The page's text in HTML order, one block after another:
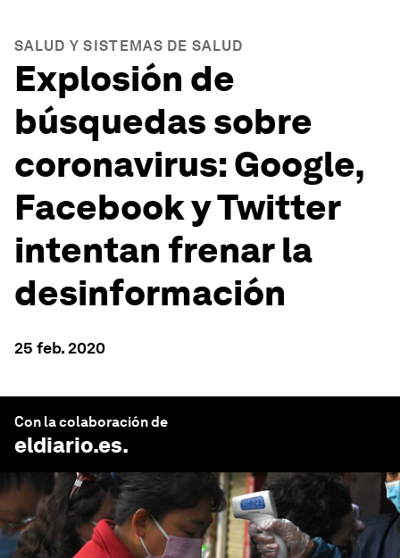
SALUD Y SISTEMAS DE SALUD
Explosión de
búsquedas sobre
coronavirus: Google,
Facebook y Twitter
intentan frenar la
desinformación
25 feb. 2020
Con la colaboración de
eldiario.es.